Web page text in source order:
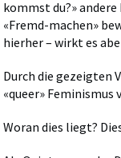
kommst du?»
«Fremd-machen»
hierher – wirkt es
Durch die gezeigten
«queer»
Woran dies liegt?